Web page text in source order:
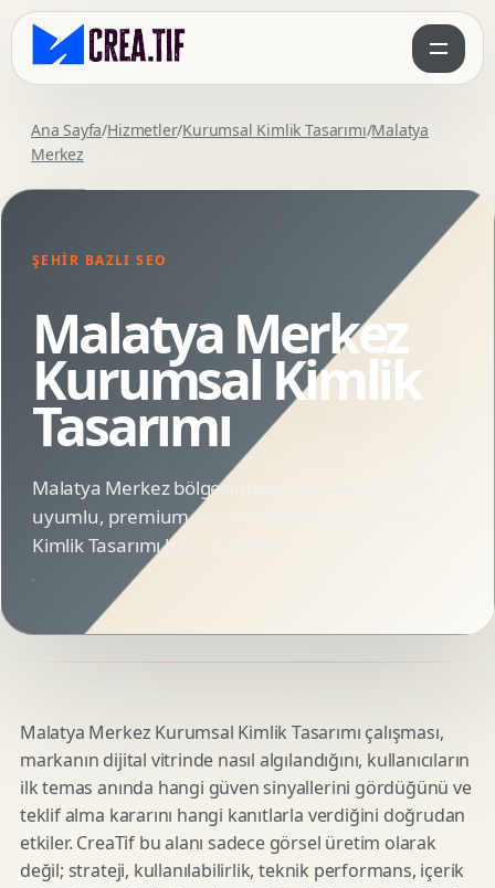
Ana Sayfa/Hizmetler/Kurumsal Kimlik Tasarımı/Malatya
Merkez
ŞEHIR BAZLI SEO
Malatya Merkez
Kurumsal Kimlik
Tasarımı
Malatya Merkez bölgesindeki markalar için SEO
uyumlu, premium ve animasyonlu Kurumsal
Kimlik Tasarımı hizmet sayfası.
Malatya Merkez Kurumsal Kimlik Tasarımı çalışması,
markanın dijital vitrinde nasıl algılandığını, kullanıcıların
ilk temas anında hangi güven sinyallerini gördüğünü ve
teklif alma kararını hangi kanıtlarla verdiğini doğrudan
etkiler. CreaTif bu alanı sadece görsel üretim olarak
değil; strateji, kullanılabilirlik, teknik performans, içerik